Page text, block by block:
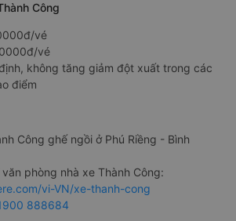
Công
vé
vé
không tăng giảm đột xuất trong các
điểm
Công ghế ngồi ở Phú Riềng - Bình
phòng nhà xe Thành Công:
vi-VN/xe-thanh-cong
888684